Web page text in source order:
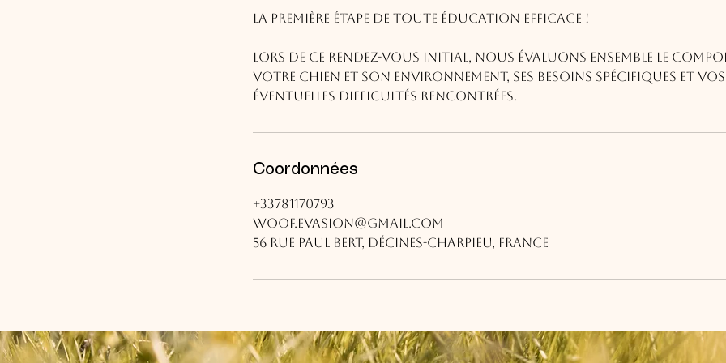
La première étape de toute éducation efficace !
Lors de ce rendez-vous initial, nous évaluons ensemble le
votre chien et son environnement, ses besoins spécifiques et
éventuelles difficultés rencontrées.
Coordonnées
+33781170793
Woof.evasion@gmail.com
56 Rue Paul Bert, Décines-Charpieu, France